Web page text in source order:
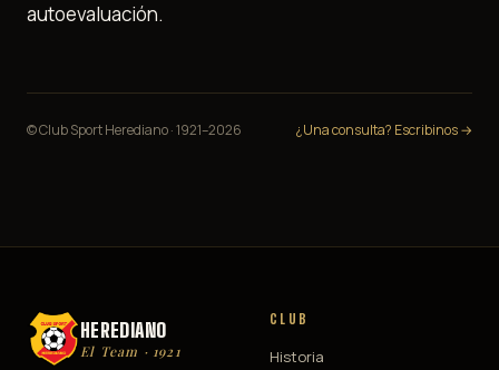
autoevaluación.
© Club Sport Herediano · 1921–2026 ¿Una consulta? Escribinos →
HEREDIANO
El Team · 1921
CLUB
Historia